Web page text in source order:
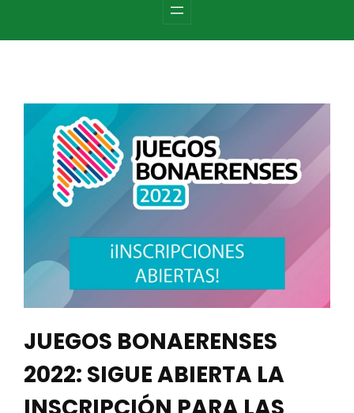
JUEGOS BONAERENSES
2022: SIGUE ABIERTA LA